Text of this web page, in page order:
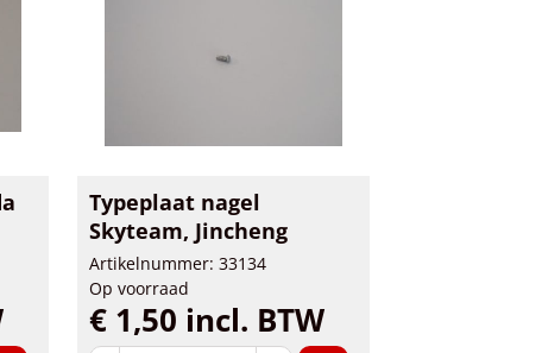
Typeplaat nagel
Skyteam, Jincheng
Artikelnummer: 33134
Op voorraad
€ 1,50 incl. BTW